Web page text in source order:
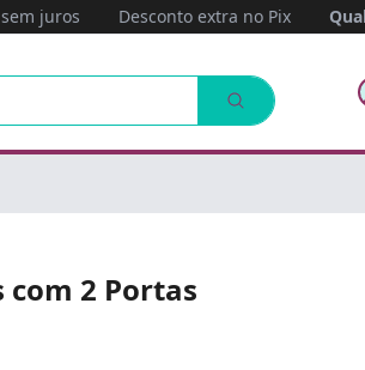
juros Desconto extra no Pix
com 2 Portas